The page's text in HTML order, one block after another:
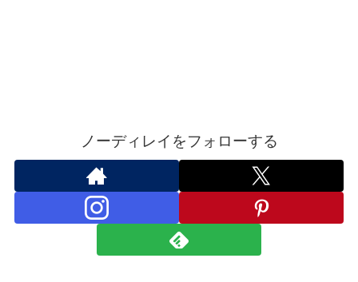
ノーディレイをフォローする